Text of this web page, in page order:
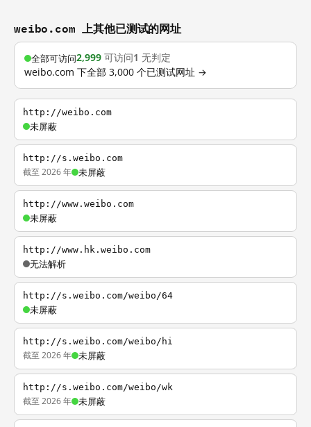
weibo.com 上其他已测试的网址
全部可访问2,999 可访问1 无判定
weibo.com 下全部 3,000 个已测试网址 →
http://weibo.com
未屏蔽
http://s.weibo.com
截至 2026 年 未屏蔽
http://www.weibo.com
未屏蔽
http://www.hk.weibo.com
无法解析
http://s.weibo.com/weibo/64
未屏蔽
http://s.weibo.com/weibo/hi
截至 2026 年 未屏蔽
http://s.weibo.com/weibo/wk
截至 2026 年 未屏蔽